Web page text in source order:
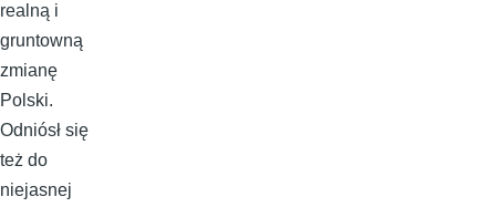
realną i
gruntowną
zmianę
Polski.
Odniósł się
też do
niejasnej